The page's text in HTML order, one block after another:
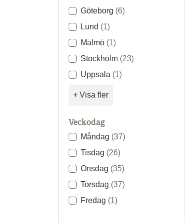
känner att du helt uppfyller
A1-nivån bör du välja den nivå
på A1-nivån ska stämma in på dig
Våra språkkurser följer kursplaner
Europarådets referensram för språk.
Läs mer om språknivåer
Göteborg (6)
Lund (1)
Malmö (1)
Stockholm (23)
Uppsala (1)
+ Visa fler
Veckodag
Måndag (37)
Tisdag (26)
Onsdag (35)
Torsdag (37)
Fredag (1)